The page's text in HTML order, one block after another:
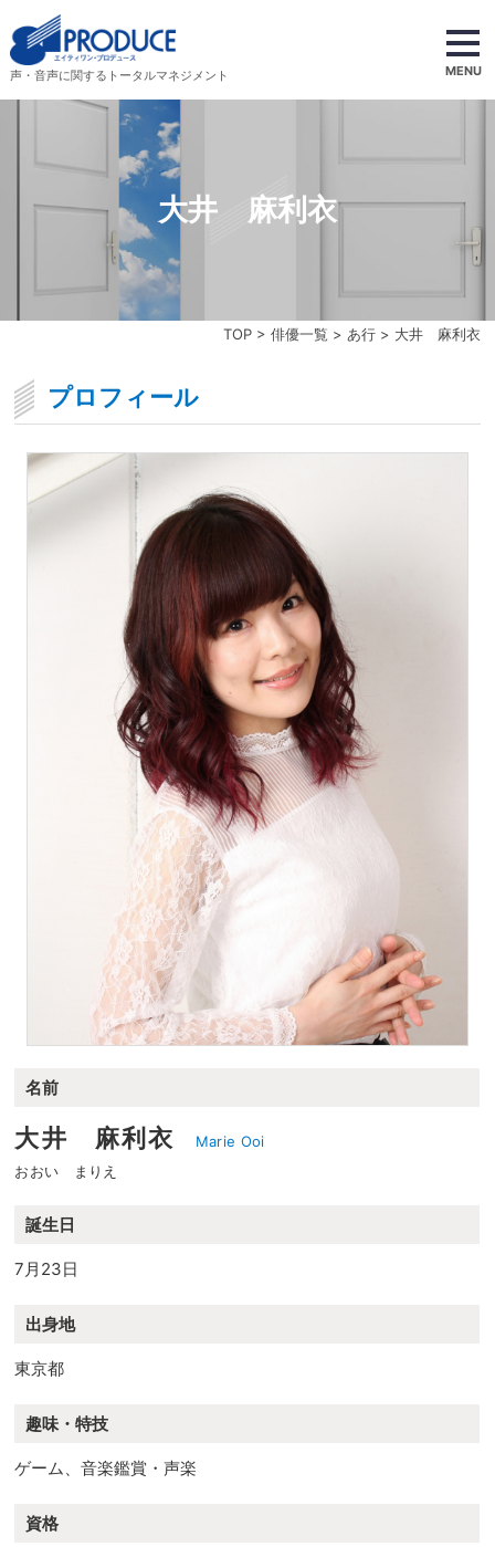
声・音声に関するトータルマネジメント MENU
TOP> 俳優一覧 > あ行> 大井 麻利衣
大井 麻利衣
プロフィール
名前
大井 麻利衣
Marie Ooi
おおい まりえ
誕生日
7月23日
出身地
東京都
趣味・特技
ゲーム、音楽鑑賞・声楽
資格